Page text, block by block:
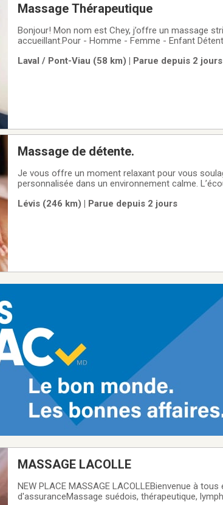
Massage Thérapeutique
Bonjour! Mon nom est Chey, j’offre un massage
accueillant.Pour - Homme - Femme - Enfant
Strictement professionnel Reçu d’assurance
Laval / Pont-Viau (58 km) | Parue depuis 2 jours
Massage de détente.
Je vous offre un moment relaxant pour vous
personnalisée dans un environnement calme.
service ne s’adresse pas à ceux qui
Lévis (246 km) | Parue depuis 2 jours
MASSAGE LACOLLE
NEW PLACE MASSAGE LACOLLEBienvenue à
d'assuranceMassage suédois, thérapeutique,